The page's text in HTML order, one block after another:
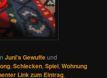
Juni's Gewuffeund
,Schlecken,Spiel,Wohnung
Link zum Eintrag.